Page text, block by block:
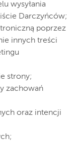
wysyłania
Darczyńców;
poprzez
innych treści
strony;
zachowań
oraz intencji